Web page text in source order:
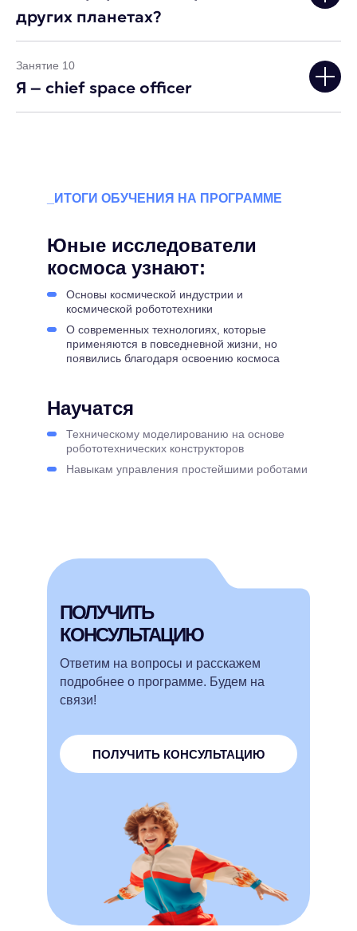
других планетах?
Занятие 10
Я — chief space officer
_ИТОГИ ОБУЧЕНИЯ НА ПРОГРАММЕ
Юные исследователи
космоса узнают:
Основы космической индустрии и
космической робототехники
О современных технологиях, которые
применяются в повседневной жизни, но
появились благодаря освоению космоса
Научатся
Техническому моделированию на основе
робототехнических конструкторов
Навыкам управления простейшими роботами
ПОЛУЧИТЬ
КОНСУЛЬТАЦИЮ
Ответим на вопросы и расскажем
подробнее о программе. Будем на
связи!
ПОЛУЧИТЬ КОНСУЛЬТАЦИЮ